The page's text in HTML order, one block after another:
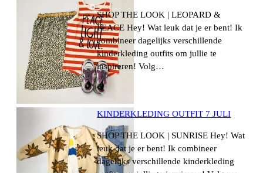
SHOP THE LOOK | LEOPARD &
PEACE Hey! Wat leuk dat je er bent! Ik
combineer dagelijks verschillende
kinderkleding outfits om jullie te
inspireren! Volg…
KINDERKLEDING OUTFIT 7 JULI
SHOP THE LOOK | SUNRISE Hey! Wat
leuk dat je er bent! Ik combineer
dagelijks verschillende kinderkleding